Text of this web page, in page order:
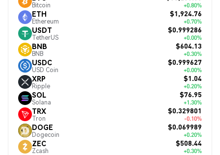
Bitcoin +0.80%
ETH
Ethereum
$1,924.76
+0.70%
USDT
TetherUS
$0.999286
+0.00%
BNB
BNB
$604.13
+0.30%
USDC
USD Coin
$0.999627
+0.00%
XRP
Ripple
$1.04
+0.20%
SOL
Solana
$76.95
+1.30%
TRX
Tron
$0.329801
-0.10%
DOGE
Dogecoin
$0.069989
+0.20%
ZEC
Zcash
$508.44
+0.30%